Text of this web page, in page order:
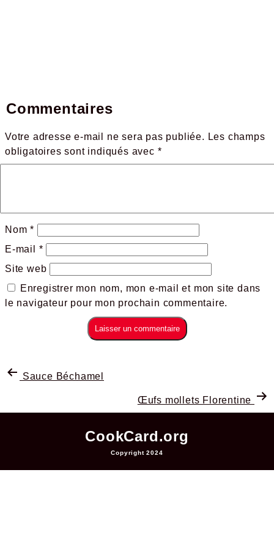
Commentaires
Votre adresse e-mail ne sera pas publiée. Les champs
obligatoires sont indiqués avec *
Nom*
E-mail *
Site web
Enregistrer mon nom, mon e-mail et mon site dans
le navigateur pour mon prochain commentaire.
Sauce Béchamel
Œufs mollets Florentine
CookCard.org
Copyright 2024